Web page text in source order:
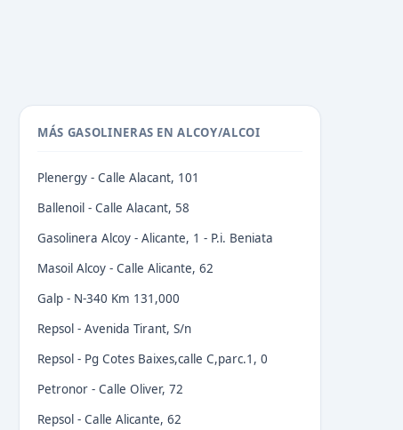
MÁS GASOLINERAS EN ALCOY/ALCOI
Plenergy - Calle Alacant, 101
Ballenoil - Calle Alacant, 58
Gasolinera Alcoy - Alicante, 1 - P.i. Beniata
Masoil Alcoy - Calle Alicante, 62
Galp - N-340 Km 131,000
Repsol - Avenida Tirant, S/n
Repsol - Pg Cotes Baixes,calle C,parc.1, 0
Petronor - Calle Oliver, 72
Repsol - Calle Alicante, 62